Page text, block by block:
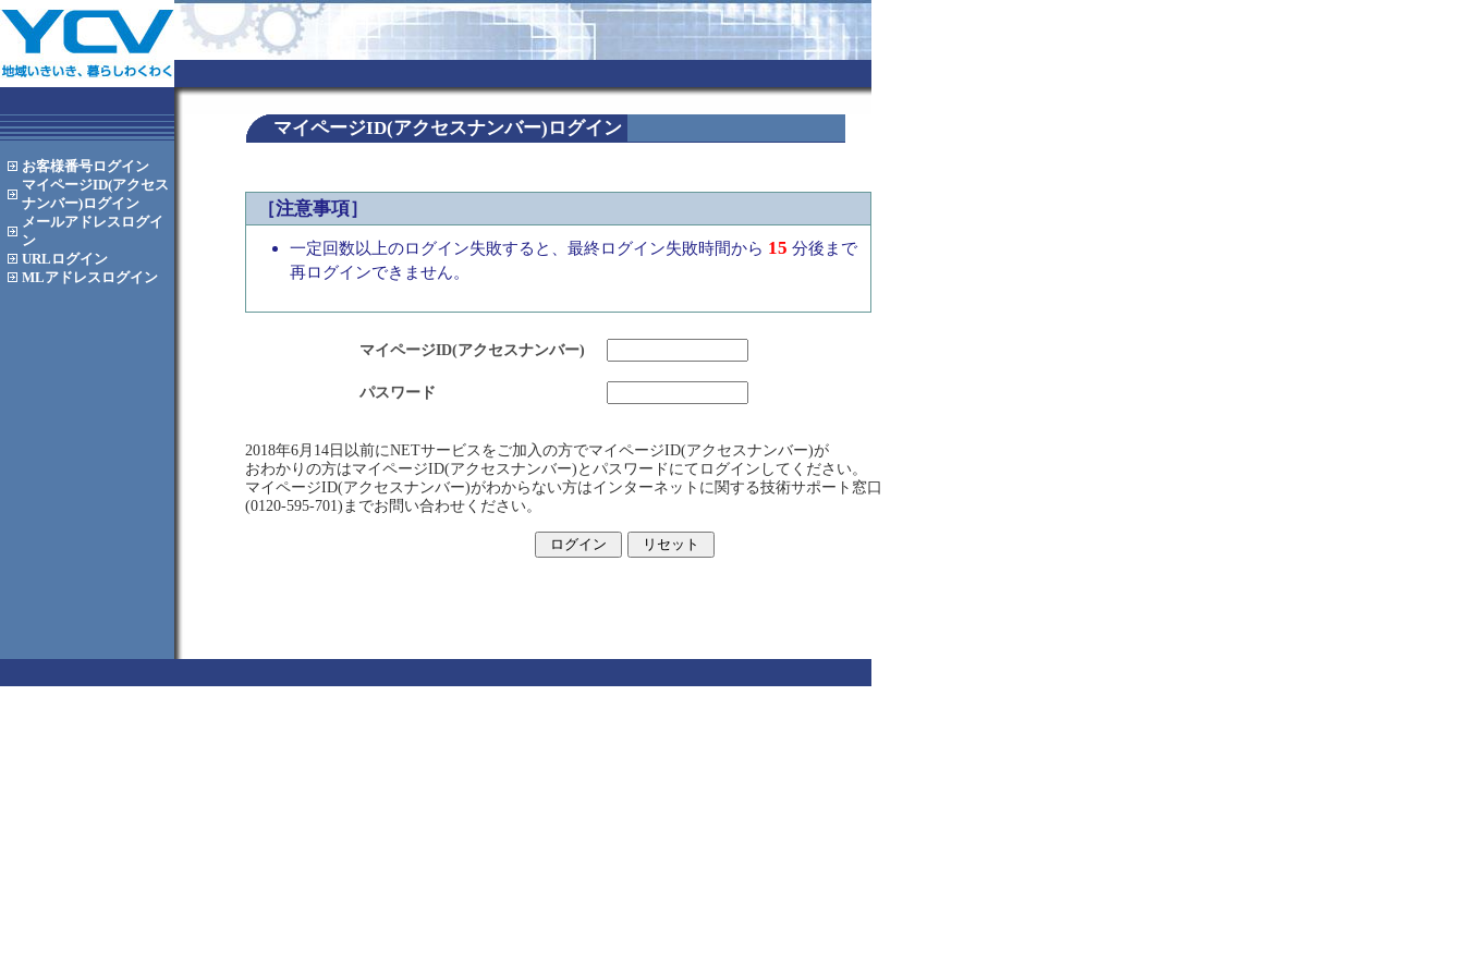
お客様番号ログイン
マイページID(アクセス
ナンバー)ログイン
メールアドレス ログイ
ン
URL ログイン
MLアドレス ログイン
マイページID(アクセスナンバー)ログイン
［注意事項］
一定回数以上のログイン失敗すると、最終ログイン失敗時間から 15 分後まで
再ログインできません。
マイページID(アクセスナンバー)
パスワード
2018年6月14日以前にNETサービスをご加入の方でマイページID(アクセスナンバー)が
おわかりの方はマイページID(アクセスナンバー)とパスワードにてログインしてください。
マイページID(アクセスナンバー)がわからない方はインターネットに関する技術サポート窓口
(0120-595-701)までお問い合わせください。